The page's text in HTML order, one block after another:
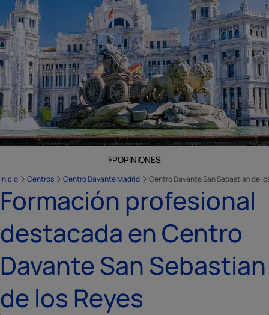
FPOPINIONES
Inicio Centros Centro Davante Madrid Centro Davante San Sebastian de
Formación profesional
destacada en Centro
Davante San Sebastian
de los Reyes